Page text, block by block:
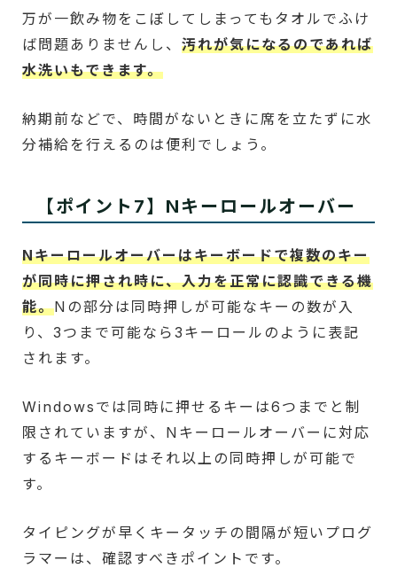
万が一飲み物をこぼしてしまってもタオルでふけ
ば問題ありませんし、 汚れが気になるのであれば
水洗いもできます。
納期前などで、時間がないときに席を立たずに水
分補給を行えるのは便利でしょう。
【ポイント7】Nキーロールオーバー
Nキーロールオーバーはキーボードで複数のキー
が同時に押され時に、入力を正常に認識できる機
能。Nの部分は同時押しが可能なキーの数が入
り、3つまで可能なら3キーロールのように表記
されます。
Windowsでは同時に押せるキーは6つまでと制
限されていますが、Nキーロールオーバーに対応
するキーボードはそれ以上の同時押しが可能で
す。
タイピングが早くキータッチの間隔が短いプログ
ラマーは、確認すべきポイントです。